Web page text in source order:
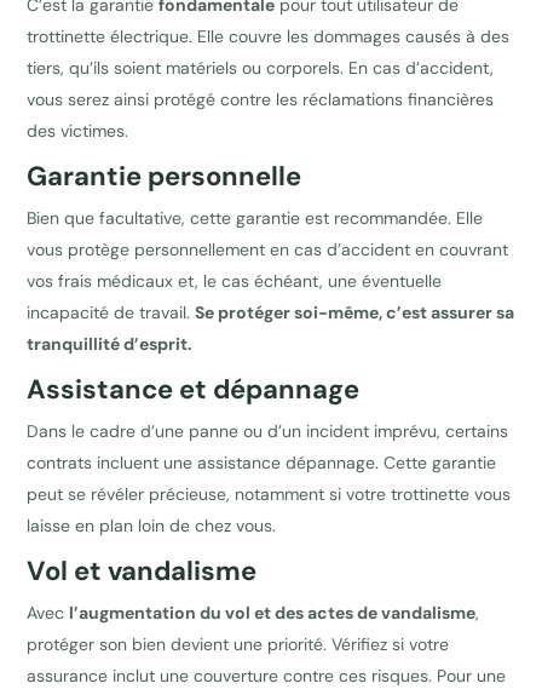
C’est la garantiefondamentale pour tout utilisateur de
trottinette électrique. Elle couvre les dommages causés à des
tiers, qu’ils soient matériels ou corporels. En cas d’accident,
vous serez ainsi protégé contre les réclamations financières
des victimes.
Garantie personnelle
Bien que facultative, cette garantie est recommandée. Elle
vous protège personnellement en cas d’accident en couvrant
vos frais médicaux et, le cas échéant, une éventuelle
incapacité de travail.Se protéger soi-même, c’est assurer sa
tranquillité d’esprit.
Assistance et dépannage
Dans le cadre d’une panne ou d’un incident imprévu, certains
contrats incluent une assistance dépannage. Cette garantie
peut se révéler précieuse, notamment si votre trottinette vous
laisse en plan loin de chez vous.
Vol et vandalisme
Avec l’augmentation du vol et des actes de vandalisme,
protéger son bien devient une priorité. Vérifiez si votre
assurance inclut une couverture contre ces risques. Pour une